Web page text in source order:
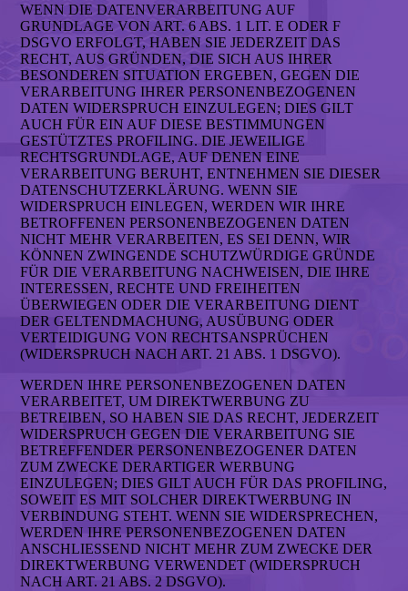
WENN DIE DATENVERARBEITUNG AUF
GRUNDLAGE VON ART. 6 ABS. 1 LIT. E ODER F
DSGVO ERFOLGT, HABEN SIE JEDERZEIT DAS
RECHT, AUS GRÜNDEN, DIE SICH AUS IHRER
BESONDEREN SITUATION ERGEBEN, GEGEN DIE
VERARBEITUNG IHRER PERSONENBEZOGENEN
DATEN WIDERSPRUCH EINZULEGEN; DIES GILT
AUCH FÜR EIN AUF DIESE BESTIMMUNGEN
GESTÜTZTES PROFILING. DIE JEWEILIGE
RECHTSGRUNDLAGE, AUF DENEN EINE
VERARBEITUNG BERUHT, ENTNEHMEN SIE DIESER
DATENSCHUTZERKLÄRUNG. WENN SIE
WIDERSPRUCH EINLEGEN, WERDEN WIR IHRE
BETROFFENEN PERSONENBEZOGENEN DATEN
NICHT MEHR VERARBEITEN, ES SEI DENN, WIR
KÖNNEN ZWINGENDE SCHUTZWÜRDIGE GRÜNDE
FÜR DIE VERARBEITUNG NACHWEISEN, DIE IHRE
INTERESSEN, RECHTE UND FREIHEITEN
ÜBERWIEGEN ODER DIE VERARBEITUNG DIENT
DER GELTENDMACHUNG, AUSÜBUNG ODER
VERTEIDIGUNG VON RECHTSANSPRÜCHEN
(WIDERSPRUCH NACH ART. 21 ABS. 1 DSGVO).
WERDEN IHRE PERSONENBEZOGENEN DATEN
VERARBEITET, UM DIREKTWERBUNG ZU
BETREIBEN, SO HABEN SIE DAS RECHT, JEDERZEIT
WIDERSPRUCH GEGEN DIE VERARBEITUNG SIE
BETREFFENDER PERSONENBEZOGENER DATEN
ZUM ZWECKE DERARTIGER WERBUNG
EINZULEGEN; DIES GILT AUCH FÜR DAS PROFILING,
SOWEIT ES MIT SOLCHER DIREKTWERBUNG IN
VERBINDUNG STEHT. WENN SIE WIDERSPRECHEN,
WERDEN IHRE PERSONENBEZOGENEN DATEN
ANSCHLIESSEND NICHT MEHR ZUM ZWECKE DER
DIREKTWERBUNG VERWENDET (WIDERSPRUCH
NACH ART. 21 ABS. 2 DSGVO).